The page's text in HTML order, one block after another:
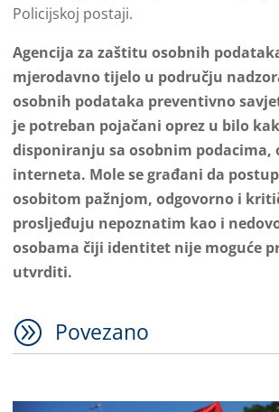
Policijskoj postaji.
Agencija za zaštitu osobnih
mjerodavno tijelo u području
osobnih podataka preventivno
je potreban pojačani oprez u bilo
disponiranju sa osobnim podacima,
interneta. Mole se građani da
osobitom pažnjom, odgovorno i
prosljeđuju nepoznatim kao i
osobama čiji identitet nije moguće
utvrditi.
A Povezano